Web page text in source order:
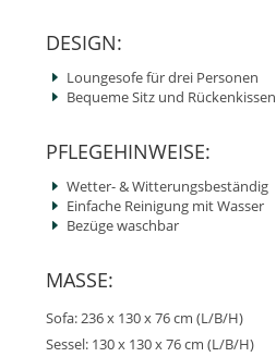
DESIGN:
Loungesofe für drei Personen
Bequeme Sitz und Rückenkissen
PFLEGEHINWEISE:
Wetter- & Witterungsbeständig
Einfache Reinigung mit Wasser
Bezüge waschbar
MASSE:
Sofa: 236 x 130 x 76 cm (L/B/H)
Sessel: 130 x 130 x 76 cm (L/B/H)